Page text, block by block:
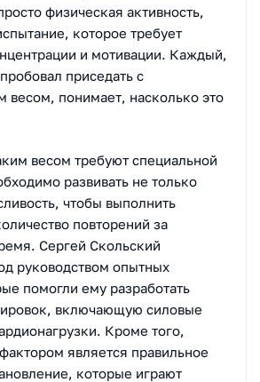
физическая активность,
которое требует
и мотивации. Каждый,
приседать с
весом, понимает, насколько это
весом требуют специальной
развивать не только
чтобы выполнить
повторений за
Сергей Скольский
руководством опытных
помогли ему разработать
включающую силовые
Кроме того,
является правильное
которые играют